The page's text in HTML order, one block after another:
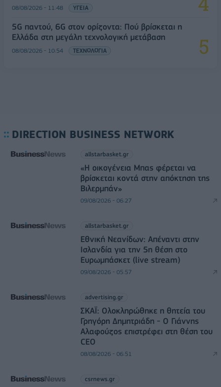
08/08/2026 - 11:48 ΥΓΕΙΑ
5G παντού, 6G στον ορίζοντα: Πού βρίσκεται η
Ελλάδα στη μεγάλη τεχνολογική μετάβαση
08/08/2026 - 10:54 ΤΕΧΝΟΛΟΓΙΑ
DIRECTION BUSINESS NETWORK
allstarbasket.gr
«Η οικογένεια Μπας φέρεται να
βρίσκεται κοντά στην απόκτηση της
Βιλερμπάν»
09/08/2026 - 06:27
allstarbasket.gr
Εθνική Νεανίδων: Απέναντι στην
Ισλανδία για την 5η θέση στο
Ευρωμπάσκετ (live stream)
09/08/2026 - 05:57
advertising.gr
ΣΚΑΪ: Ολοκληρώθηκε η θητεία του
Γρηγόρη Δημητριάδη - Ο Γιάννης
Αλαφούζος επιστρέφει στη θέση του
CEO
08/08/2026 - 06:51
csrnews.gr